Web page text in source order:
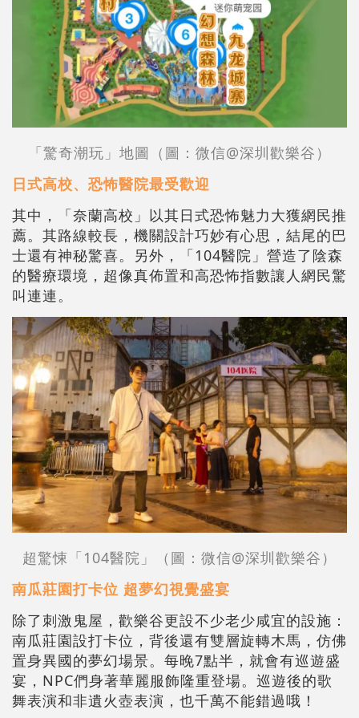
「驚奇潮玩」地圖（圖：微信@深圳歡樂谷）
日式高校、恐怖醫院最受歡迎
其中，「奈蘭高校」以其日式恐怖魅力大獲網民推
薦。其路線較長，機關設計巧妙有心思，結尾的巴
士還有神秘驚喜。另外，「104醫院」營造了陰森
的醫療環境，超像真佈置和高恐怖指數讓人網民驚
叫連連。
超驚悚「104醫院」（圖：微信@深圳歡樂谷）
南瓜莊園打卡位 超夢幻視覺盛宴
除了刺激鬼屋，歡樂谷更設不少老少咸宜的設施：
南瓜莊園設打卡位，背後還有雙層旋轉木馬，仿佛
置身異國的夢幻場景。每晚7點半，就會有巡遊盛
宴，NPC們身著華麗服飾隆重登場。巡遊後的歌
舞表演和非遺火壺表演，也千萬不能錯過哦！